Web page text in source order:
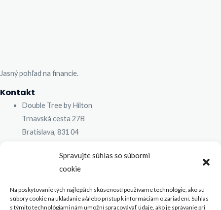
Spravujte súhlas so súbormi
cookie
Na poskytovanie tých najlepších skúseností používame technológie, ako sú
súbory cookie na ukladanie a/alebo prístup k informáciám o zariadení. Súhlas
s týmito technológiami nám umožní spracovávať údaje, ako je správanie pri
Jasný pohľad na financie.
Kontakt
Double Tree by Hilton
Trnavská cesta 27B
Bratislava, 831 04
janachberger@prosight.sk
Ochrana súkromia
Služby